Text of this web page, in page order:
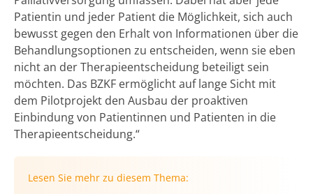
Patientin und jeder Patient die Möglichkeit, sich auch
bewusst gegen den Erhalt von Informationen über die
Behandlungsoptionen zu entscheiden, wenn sie eben
nicht an der Therapieentscheidung beteiligt sein
möchten. Das BZKF ermöglicht auf lange Sicht mit
dem Pilotprojekt den Ausbau der proaktiven
Einbindung von Patientinnen und Patienten in die
Therapieentscheidung.“
Lesen Sie mehr zu diesem Thema: